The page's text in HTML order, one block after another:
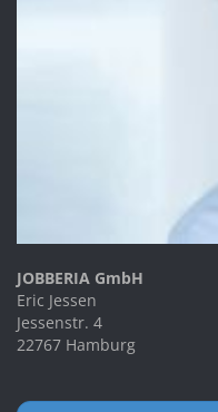
JOBBERIA GmbH
Eric Jessen
Jessenstr. 4
22767 Hamburg